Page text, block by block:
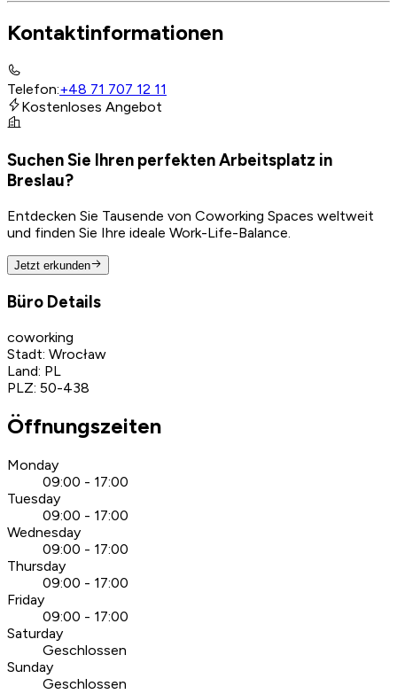
Kontaktinformationen
Telefon:+48 71 707 12 11
Kostenloses Angebot
Suchen Sie Ihren perfekten Arbeitsplatz in
Breslau?
Entdecken Sie Tausende von Coworking Spaces weltweit
und finden Sie Ihre ideale Work-Life-Balance.
Jetzt erkunden
Büro Details
coworking
Stadt: Wrocław
Land: PL
PLZ: 50-438
Öffnungszeiten
Monday
09:00 - 17:00
Tuesday
09:00 - 17:00
Wednesday
09:00 - 17:00
Thursday
09:00 - 17:00
Friday
09:00 - 17:00
Saturday
Geschlossen
Sunday
Geschlossen